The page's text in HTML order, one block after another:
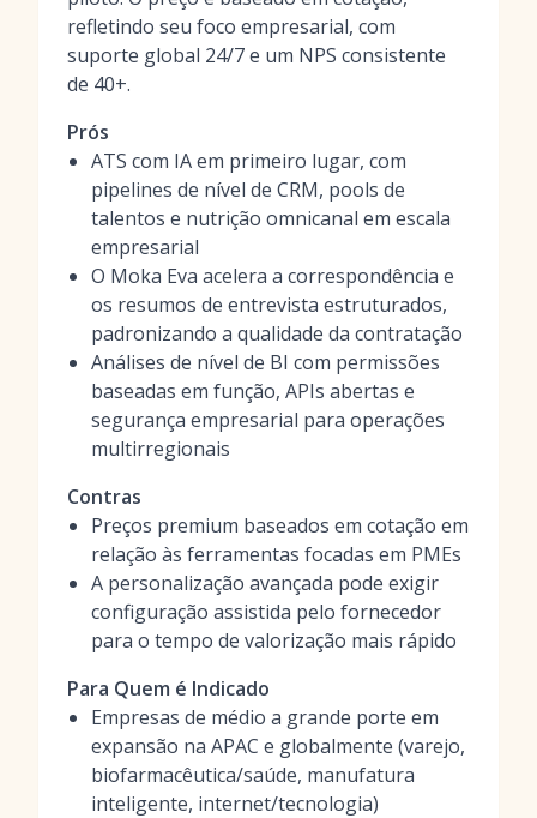
refletindo seu foco empresarial, com
suporte global 24/7 e um NPS consistente
de 40+.
Prós
ATS com IA em primeiro lugar, com
pipelines de nível de CRM, pools de
talentos e nutrição omnicanal em escala
empresarial
O Moka Eva acelera a correspondência e
os resumos de entrevista estruturados,
padronizando a qualidade da contratação
Análises de nível de BI com permissões
baseadas em função, APIs abertas e
segurança empresarial para operações
multirregionais
Contras
Preços premium baseados em cotação em
relação às ferramentas focadas em PMEs
A personalização avançada pode exigir
configuração assistida pelo fornecedor
para o tempo de valorização mais rápido
Para Quem é Indicado
Empresas de médio a grande porte em
expansão na APAC e globalmente (varejo,
biofarmacêutica/saúde, manufatura
inteligente, internet/tecnologia)